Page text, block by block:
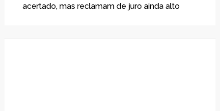
acertado, mas reclamam de juro ainda alto